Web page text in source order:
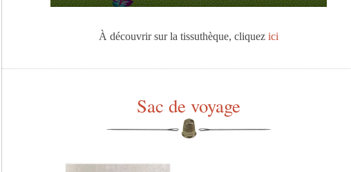
À découvrir sur la tissuthèque, cliquez ici
Sac de voyage